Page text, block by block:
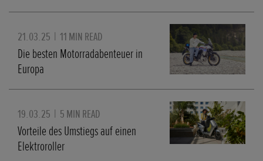
21.03.25 | 11 MIN READ
Die besten Motorradabenteuer in
Europa
19.03.25 | 5 MIN READ
Vorteile des Umstiegs auf einen
Elektroroller